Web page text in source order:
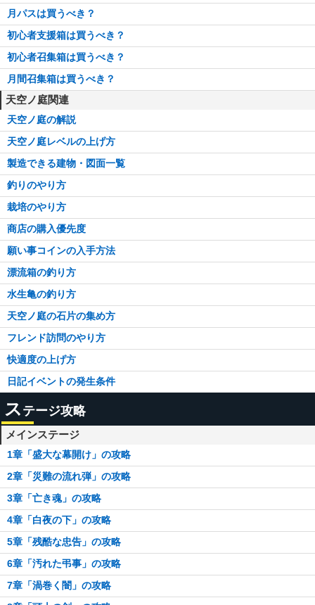
月パスは買うべき？
初心者支援箱は買うべき？
初心者召集箱は買うべき？
月間召集箱は買うべき？
天空ノ庭関連
天空ノ庭の解説
天空ノ庭レベルの上げ方
製造できる建物・図面一覧
釣りのやり方
栽培のやり方
商店の購入優先度
願い事コインの入手方法
漂流箱の釣り方
水生亀の釣り方
天空ノ庭の石片の集め方
フレンド訪問のやり方
快適度の上げ方
日記イベントの発生条件
ス テージ攻略
メインステージ
1章「盛大な幕開け」の攻略
2章「災難の流れ弾」の攻略
3章「亡き魂」の攻略
4章「白夜の下」の攻略
5章「残酷な忠告」の攻略
6章「汚れた弔事」の攻略
7章「渦巻く闇」の攻略